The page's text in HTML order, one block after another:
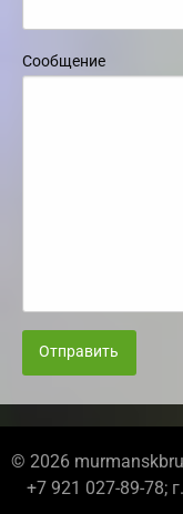
Сообщение
Отправить
© 2026
+7 921 027-89-78;